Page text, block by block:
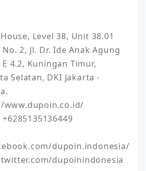
Level 38, Unit 38.01
2, Jl. Dr. Ide Anak Agung
4.2, Kuningan Timur,
Selatan, DKI Jakarta -
www.dupoin.co.id/
dupoin.indonesia/
dupoinindonesia